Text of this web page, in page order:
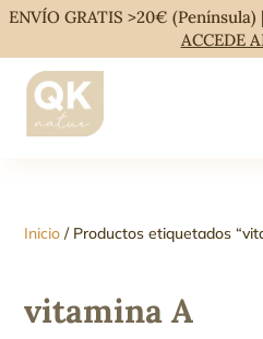
ENVÍO GRATIS >20€ (Península)
ACCEDE
Inicio / Productos etiquetados
vitamina A